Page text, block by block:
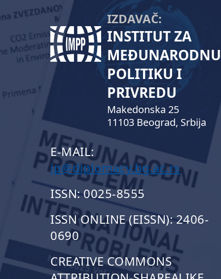
IZDAVAČ:
INSTITUT ZA
MEĐUNARODNU
POLITIKU I
PRIVREDU
Makedonska 25
11103 Beograd, Srbija
E-MAIL:
ip@diplomacy.bg.ac.rs
ISSN: 0025-8555
ISSN ONLINE (EISSN): 2406-
0690
CREATIVE COMMONS